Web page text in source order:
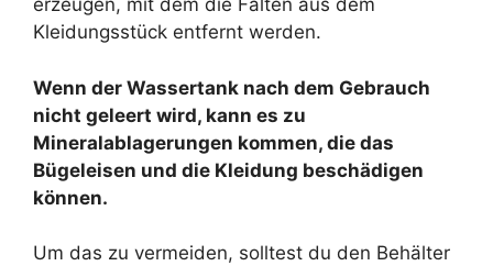
erzeugen, mit dem die Falten aus dem
Kleidungsstück entfernt werden.
Wenn der Wassertank nach dem Gebrauch
nicht geleert wird, kann es zu
Mineralablagerungen kommen, die das
Bügeleisen und die Kleidung beschädigen
können.
Um das zu vermeiden, solltest du den Behälter